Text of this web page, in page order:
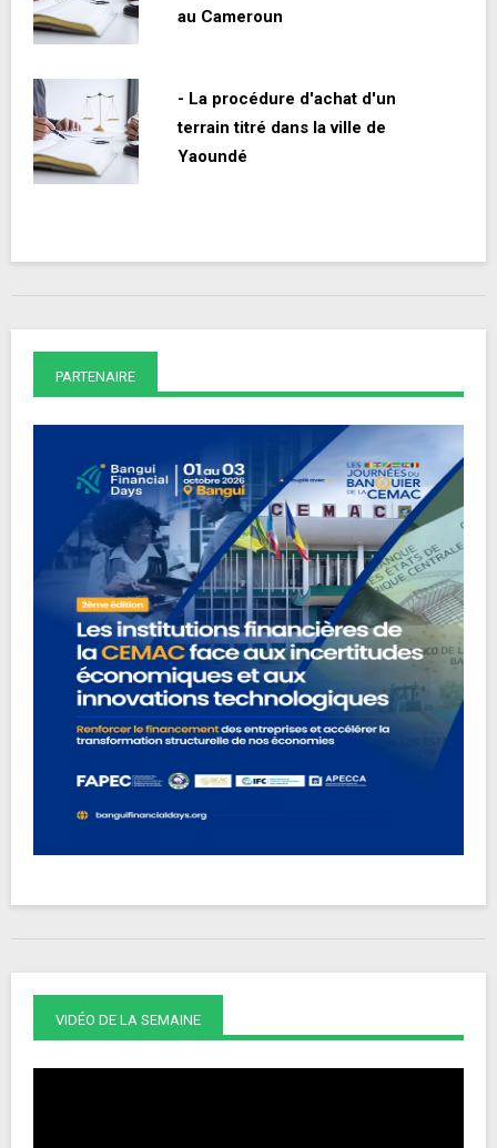
au Cameroun
- La procédure d'achat d'un
terrain titré dans la ville de
Yaoundé
PARTENAIRE
VIDÉO DE LA SEMAINE